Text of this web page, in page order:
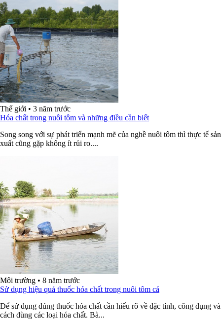
Thế giới • 3 năm trước
Hóa chất trong nuôi tôm và những điều cần biết
Song song với sự phát triển mạnh mẽ của nghề nuôi tôm thì thực tế sản
xuất cũng gặp không ít rủi ro....
Môi trường • 8 năm trước
Sử dụng hiệu quả thuốc hóa chất trong nuôi tôm cá
Để sử dụng đúng thuốc hóa chất cần hiểu rõ về đặc tính, công dụng và
cách dùng các loại hóa chất. Bà...